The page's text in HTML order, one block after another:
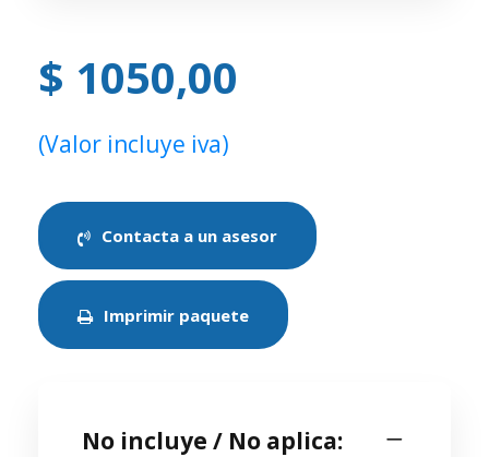
$ 1050,00
(Valor incluye iva)
Contacta a un asesor
Imprimir paquete
No incluye / No aplica: